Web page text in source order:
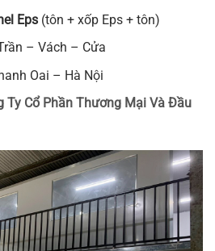
Eps(tôn + xốp Eps + tôn)
– Vách – Cửa
Oai – Hà Nội
Ty Cổ Phần Thương Mại Và Đầu